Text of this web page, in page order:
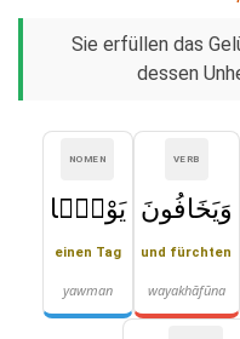
Sie erfüllen das
dessen
VERB
وَيَخَافُونَ
und fürchten
wayakhāfūna
NOMEN
يَوْمًۭا
einen Tag
yawman